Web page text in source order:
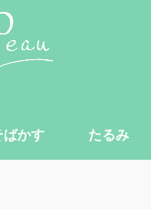
ばかす たるみ